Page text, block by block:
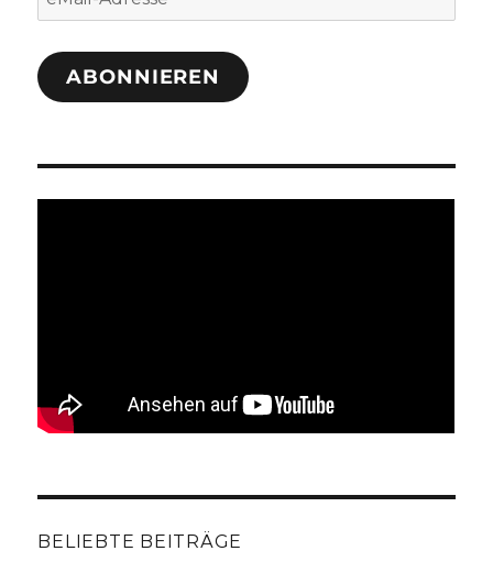
Adresse
ABONNIEREN
BELIEBTE BEITRÄGE